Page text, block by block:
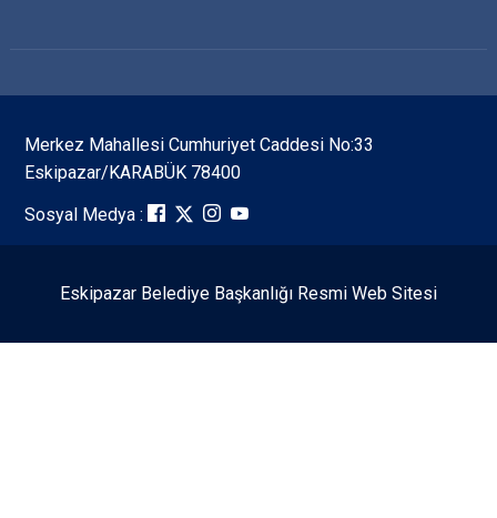
Merkez Mahallesi Cumhuriyet Caddesi No:33
Eskipazar/KARABÜK 78400
Sosyal Medya :
Eskipazar Belediye Başkanlığı Resmi Web Sitesi